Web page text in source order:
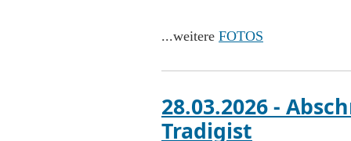
...weitere FOTOS
28.03.2026 -
Tradigist